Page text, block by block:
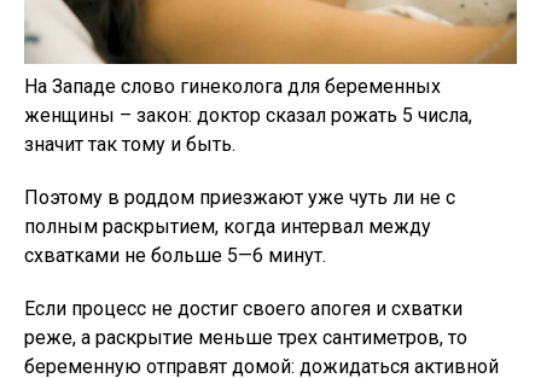
На Западе слово гинеколога для беременных
женщины – закон: доктор сказал рожать 5 числа,
значит так тому и быть.
Поэтому в роддом приезжают уже чуть ли не с
полным раскрытием, когда интервал между
схватками не больше 5—6 минут.
Если процесс не достиг своего апогея и схватки
реже, а раскрытие меньше трех сантиметров, то
беременную отправят домой: дожидаться активной